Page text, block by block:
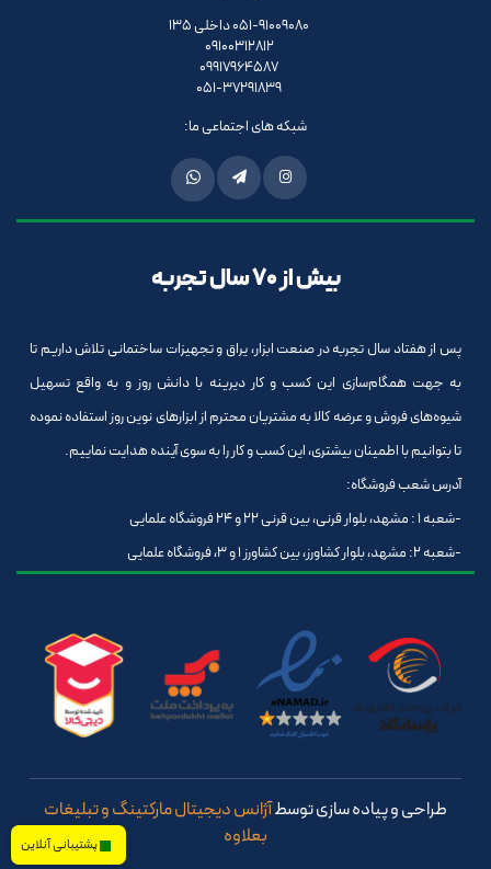
051-91009080 داخلی 135
09100312812
09917964587
051-37291839
شبکه های اجتماعی ما:
بیش از 70 سال تجربه
پس از هفتاد سال تجربه در صنعت ابزار، یراق و تجهیزات ساختمانی تلاش داریم تا
به جهت همگام‌سازی این کسب و کار دیرینه با دانش روز و به واقع تسهیل
شیوه‌های فروش و عرضه کالا به مشتریان محترم از ابزارهای نوین روز استفاده نموده
تا بتوانیم با اطمینان بیشتری، این کسب و کار را به سوی آینده هدایت نماییم.
آدرس شعب فروشگاه:
-شعبه 1 : مشهد، بلوار قرنی، بین قرنی 22 و 24 فروشگاه علمایی
-شعبه 2: مشهد، بلوار کشاورز، بین کشاورز 1 و 3، فروشگاه علمایی
طراحی و پیاده سازی توسطآژانس دیجیتال مارکتینگ و تبلیغات
بعلاوه
پشتیبانی آنلاین